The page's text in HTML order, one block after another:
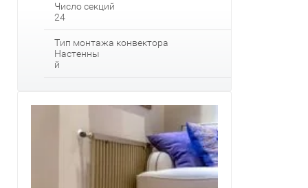
Число секций
24
Тип монтажа конвектора
Настенны
й